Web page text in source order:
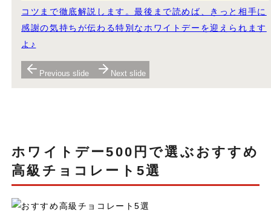
コツまで徹底解説します。最後まで読めば、きっと相手に
感謝の気持ちが伝わる特別なホワイトデーを迎えられます
よ♪
Previous slide Next slide
ホワイトデー500円で選ぶおすすめ
高級チョコレート5選